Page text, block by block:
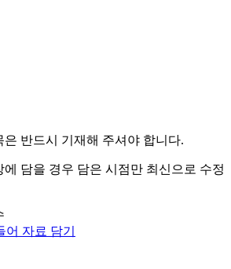
은 반드시 기재해 주셔야 합니다.
담을 경우 담은 시점만 최신으로 수정
자료 담기